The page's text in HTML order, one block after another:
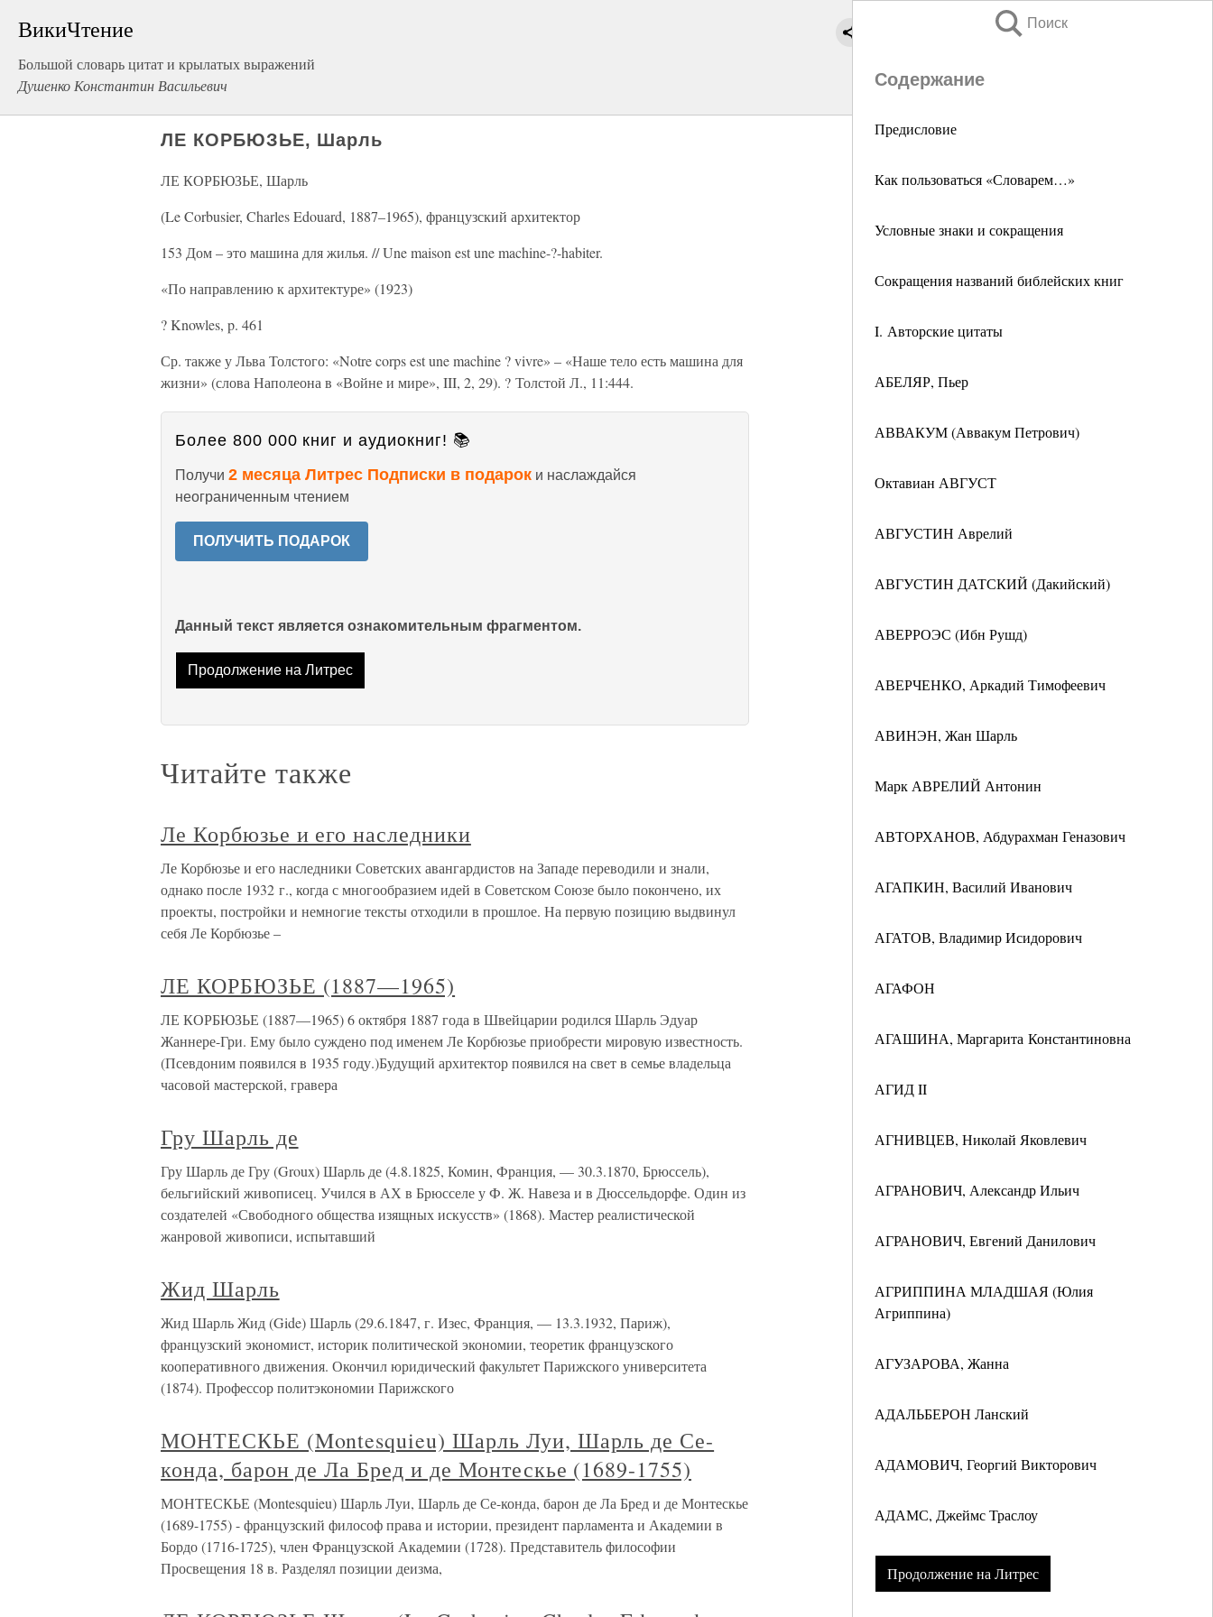
ВикиЧтение
Большой словарь цитат и крылатых выражений
Душенко Константин Васильевич
Поиск
Содержание
Предисловие
Как пользоваться «Словарем…»
Условные знаки и сокращения
Сокращения названий библейских книг
I. Авторские цитаты
АБЕЛЯР, Пьер
АВВАКУМ (Аввакум Петрович)
Октавиан АВГУСТ
АВГУСТИН Аврелий
АВГУСТИН ДАТСКИЙ (Дакийский)
АВЕРРОЭС (Ибн Рушд)
АВЕРЧЕНКО, Аркадий Тимофеевич
АВИНЭН, Жан Шарль
Марк АВРЕЛИЙ Антонин
АВТОРХАНОВ, Абдурахман Геназович
АГАПКИН, Василий Иванович
АГАТОВ, Владимир Исидорович
АГАФОН
АГАШИНА, Маргарита Константиновна
АГИД II
АГНИВЦЕВ, Николай Яковлевич
АГРАНОВИЧ, Александр Ильич
АГРАНОВИЧ, Евгений Данилович
АГРИППИНА МЛАДШАЯ (Юлия
Агриппина)
АГУЗАРОВА, Жанна
АДАЛЬБЕРОН Ланский
АДАМОВИЧ, Георгий Викторович
АДАМС, Джеймс Траслоу
Продолжение на Литрес
ЛЕ КОРБЮЗЬЕ, Шарль
ЛЕ КОРБЮЗЬЕ, Шарль
(Le Corbusier, Charles Edouard, 1887–1965), французский архитектор
153 Дом – это машина для жилья. // Une maison est une machine-?-habiter.
«По направлению к архитектуре» (1923)
? Knowles, p. 461
Ср. также у Льва Толстого: «Notre corps est une machine ? vivre» – «Наше тело есть машина для
жизни» (слова Наполеона в «Войне и мире», III, 2, 29). ? Толстой Л., 11:444.
Более 800 000 книг и аудиокниг! 📚
Получи 2 месяца Литрес Подписки в подарок и наслаждайся
неограниченным чтением
ПОЛУЧИТЬ ПОДАРОК
Данный текст является ознакомительным фрагментом.
Продолжение на Литрес
Читайте также
Ле Корбюзье и его наследники
Ле Корбюзье и его наследники Советских авангардистов на Западе переводили и знали,
однако после 1932 г., когда с многообразием идей в Советском Союзе было покончено, их
проекты, постройки и немногие тексты отходили в прошлое. На первую позицию выдвинул
себя Ле Корбюзье –
ЛЕ КОРБЮЗЬЕ (1887—1965)
ЛЕ КОРБЮЗЬЕ (1887—1965) 6 октября 1887 года в Швейцарии родился Шарль Эдуар
Жаннере-Гри. Ему было суждено под именем Ле Корбюзье приобрести мировую известность.
(Псевдоним появился в 1935 году.)Будущий архитектор появился на свет в семье владельца
часовой мастерской, гравера
Гру Шарль де
Гру Шарль де Гру (Groux) Шарль де (4.8.1825, Комин, Франция, — 30.3.1870, Брюссель),
бельгийский живописец. Учился в АХ в Брюсселе у Ф. Ж. Навеза и в Дюссельдорфе. Один из
создателей «Свободного общества изящных искусств» (1868). Мастер реалистической
жанровой живописи, испытавший
Жид Шарль
Жид Шарль Жид (Gide) Шарль (29.6.1847, г. Изес, Франция, — 13.3.1932, Париж),
французский экономист, историк политической экономии, теоретик французского
кооперативного движения. Окончил юридический факультет Парижского университета
(1874). Профессор политэкономии Парижского
МОНТЕСКЬЕ (Montesquieu) Шарль Луи, Шарль де Се-
конда, барон де Ла Бред и де Монтескье (1689-1755)
МОНТЕСКЬЕ (Montesquieu) Шарль Луи, Шарль де Се-конда, барон де Ла Бред и де Монтескье
(1689-1755) - французский философ права и истории, президент парламента и Академии в
Бордо (1716-1725), член Французской Академии (1728). Представитель философии
Просвещения 18 в. Разделял позиции деизма,